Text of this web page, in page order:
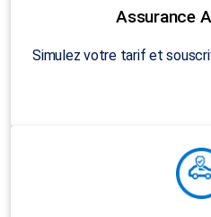
Assurance
Simulez votre tarif et